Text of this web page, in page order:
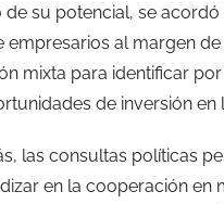
de su potencial, se
empresarios al margen
mixta para identificar
de inversión en
las consultas políticas
en la cooperación en